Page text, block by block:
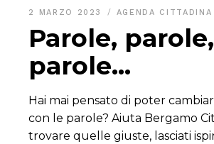
2 MARZO 2023 AGENDA CITTADINA
Parole, parole,
parole…
Hai mai pensato di poter
con le parole? Aiuta Bergamo
trovare quelle giuste, lasciati